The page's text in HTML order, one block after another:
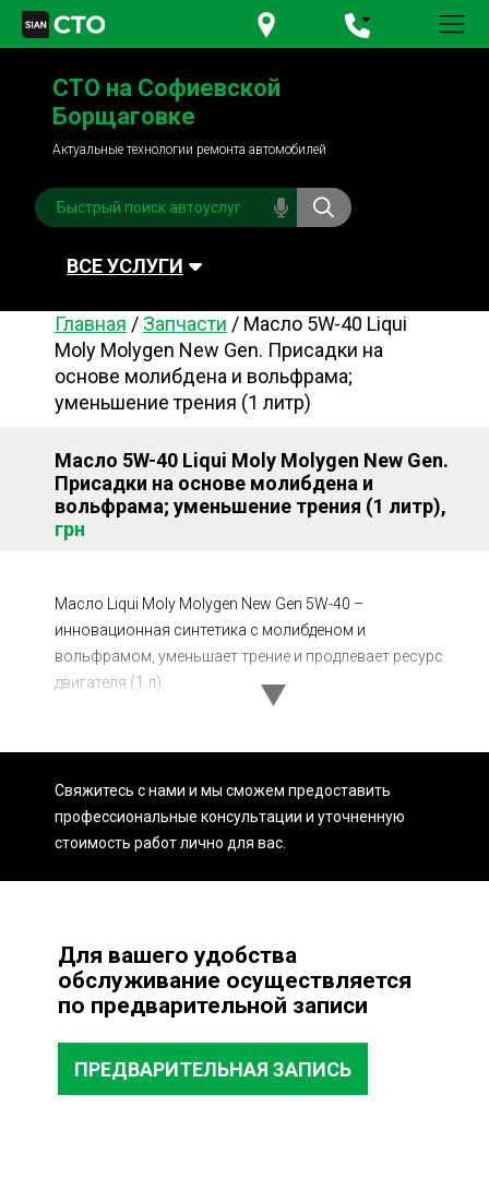
+380 95781-84-84
+380 98791-84-84
СТО на Софиевской
Борщаговке
Актуальные технологии ремонта автомобилей
ВСЕ УСЛУГИ
Автомойка Плановое ТО
Топливная система Рулевое управления
Система охлаждения
Диагностика
Ходовая часть Сцепление
Запчасти Двигатель
Тормозная система Замена Ремней
Главная / Запчасти / Масло 5W-40 Liqui
Moly Molygen New Gen. Присадки на
основе молибдена и вольфрама;
уменьшение трения (1 литр)
Масло 5W-40 Liqui Moly Molygen New Gen.
Присадки на основе молибдена и
вольфрама; уменьшение трения (1 литр),
грн
Свяжитесь с нами и мы сможем предоставить
профессиональные консультации и уточненную
стоимость работ лично для вас.
Масло Liqui Moly Molygen New Gen 5W-40 –
инновационная синтетика с молибденом и
вольфрамом, уменьшает трение и продлевает ресурс
двигателя (1 л).
Для вашего удобства
обслуживание осуществляется
по предварительной записи
ПРЕДВАРИТЕЛЬНАЯ ЗАПИСЬ